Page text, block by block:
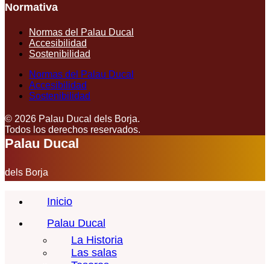
Normativa
Normas del Palau Ducal
Accesibilidad
Sostenibilidad
Normas del Palau Ducal
Accesibilidad
Sostenibilidad
© 2026 Palau Ducal dels Borja.
Todos los derechos reservados.
Palau Ducal
dels Borja
Inicio
Palau Ducal
La Historia
Las salas